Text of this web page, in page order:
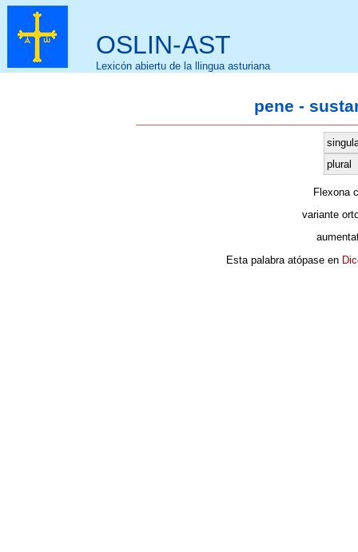
OSLIN-AST
Lexicón abiertu de la llingua asturiana
pene -
plural
Flexona
variante
Esta palabra atópase en